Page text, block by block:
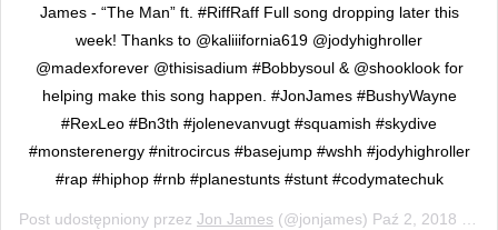
James - “The Man” ft. #RiffRaff Full song dropping later this
week! Thanks to @kaliiifornia619 @jodyhighroller
@madexforever @thisisadium #Bobbysoul & @shooklook for
helping make this song happen. #JonJames #BushyWayne
#RexLeo #Bn3th #jolenevanvugt #squamish #skydive
#monsterenergy #nitrocircus #basejump #wshh #jodyhighroller
#rap #hiphop #rnb #planestunts #stunt #codymatechuk
Post udostępniony przez Jon James (@jonjames) Paź 2, 2018 o 2:54 PDT